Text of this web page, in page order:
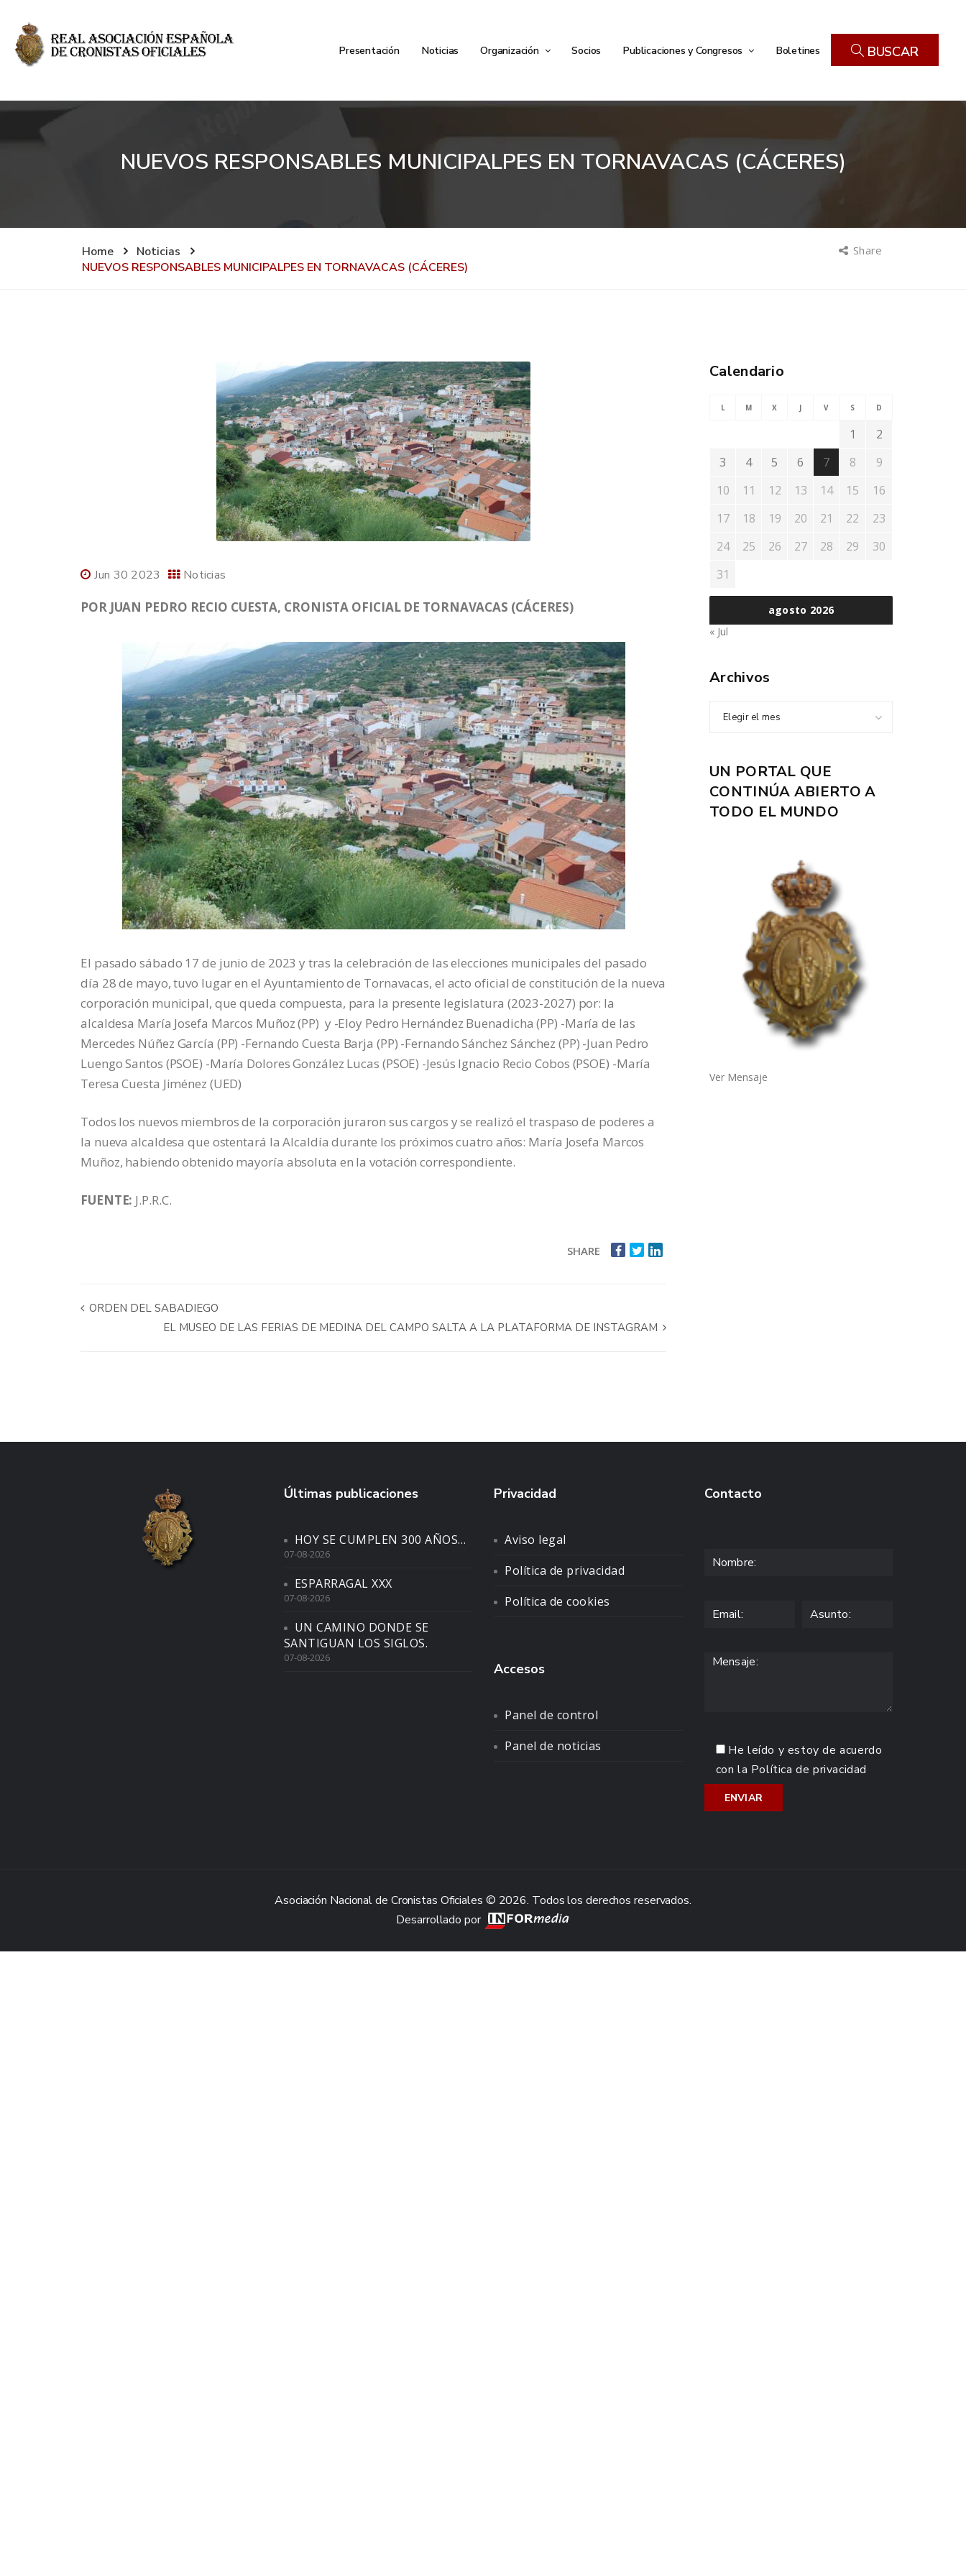
Presentación Noticias Organización Socios Publicaciones y Congresos Boletines BUSCAR
NUEVOS RESPONSABLES MUNICIPALPES EN TORNAVACAS (CÁCERES)
Home
Noticias
NUEVOS RESPONSABLES MUNICIPALPES EN TORNAVACAS (CÁCERES)
Share
Jun 30 2023 Noticias
POR JUAN PEDRO RECIO CUESTA, CRONISTA OFICIAL DE TORNAVACAS (CÁCERES)
El pasado sábado 17 de junio de 2023 y tras la celebración de las elecciones municipales del pasado
día 28 de mayo, tuvo lugar en el Ayuntamiento de Tornavacas, el acto oficial de constitución de la nueva
corporación municipal, que queda compuesta, para la presente legislatura (2023-2027) por: la
alcaldesa María Josefa Marcos Muñoz (PP) y -Eloy Pedro Hernández Buenadicha (PP) -María de las
Mercedes Núñez García (PP) -Fernando Cuesta Barja (PP) -Fernando Sánchez Sánchez (PP) -Juan Pedro
Luengo Santos (PSOE) -María Dolores González Lucas (PSOE) -Jesús Ignacio Recio Cobos (PSOE) -María
Teresa Cuesta Jiménez (UED)
Todos los nuevos miembros de la corporación juraron sus cargos y se realizó el traspaso de poderes a
la nueva alcaldesa que ostentará la Alcaldía durante los próximos cuatro años: María Josefa Marcos
Muñoz, habiendo obtenido mayoría absoluta en la votación correspondiente.
FUENTE: J.P.R.C.
SHARE
ORDEN DEL SABADIEGO
EL MUSEO DE LAS FERIAS DE MEDINA DEL CAMPO SALTA A LA PLATAFORMA DE INSTAGRAM
Calendario
agosto 2026
L M X J V S D
1
2
3
4 5 6 7 8
9
10
11 12 13 14 15
16
17
18 19 20 21 22
23
24
25 26 27 28 29
30
31
« Jul
Archivos
Elegir el mes
UN PORTAL QUE
CONTINÚA ABIERTO A
TODO EL MUNDO
Ver Mensaje
Últimas publicaciones
HOY SE CUMPLEN 300 AÑOS…
07-08-2026
ESPARRAGAL XXX
07-08-2026
UN CAMINO DONDE SE
SANTIGUAN LOS SIGLOS.
07-08-2026
Privacidad
Aviso legal
Política de privacidad
Política de cookies
Accesos
Panel de control
Panel de noticias
Contacto
He leído y estoy de acuerdo
con la Política de privacidad
Asociación Nacional de Cronistas Oficiales © 2026. Todos los derechos reservados.
Desarrollado por